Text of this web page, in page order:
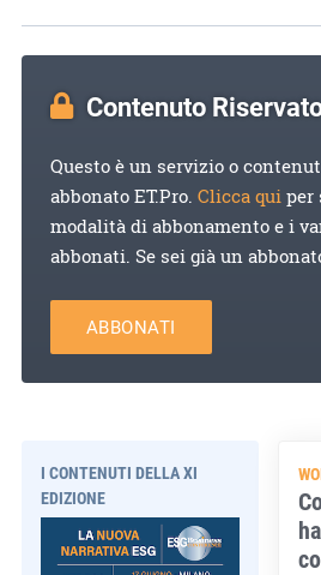
Contenuto
Questo è un servizio o
abbonato ET.Pro. Clicca quiper
modalità di abbonamento e i
abbonati. Se sei già un
ABBONATI
I CONTENUTI DELLA XI
EDIZIONE